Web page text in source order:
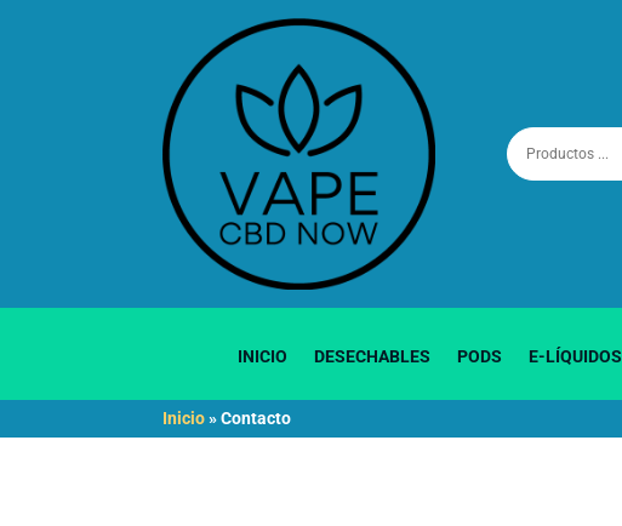
INICIO DESECHABLES PODS E-LÍQUIDOS
Inicio»Contacto